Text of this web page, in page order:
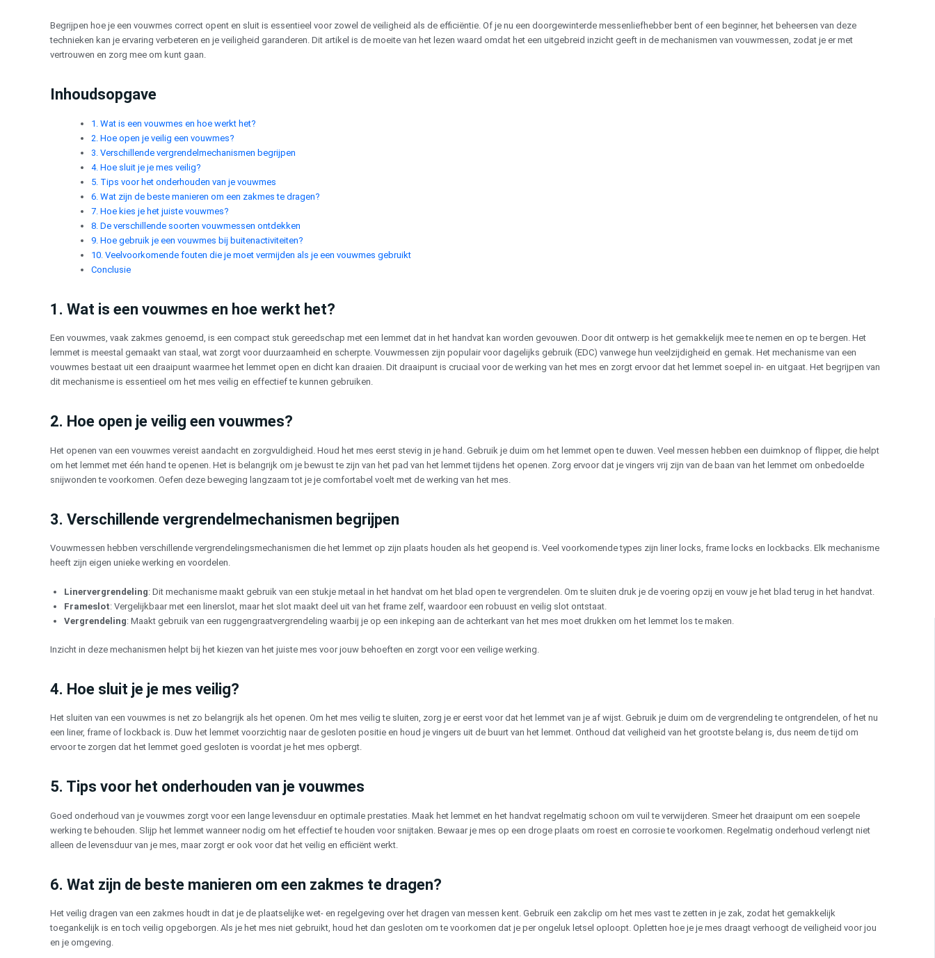
Begrijpen hoe je een vouwmes correct opent en sluit is essentieel voor zowel de veiligheid als de efficiëntie. Of je nu een doorgewinterde messenliefhebber bent of een beginner, het beheersen van deze
technieken kan je ervaring verbeteren en je veiligheid garanderen. Dit artikel is de moeite van het lezen waard omdat het een uitgebreid inzicht geeft in de mechanismen van vouwmessen, zodat je er met
vertrouwen en zorg mee om kunt gaan.
Inhoudsopgave
1. Wat is een vouwmes en hoe werkt het?
2. Hoe open je veilig een vouwmes?
3. Verschillende vergrendelmechanismen begrijpen
4. Hoe sluit je je mes veilig?
5. Tips voor het onderhouden van je vouwmes
6. Wat zijn de beste manieren om een zakmes te dragen?
7. Hoe kies je het juiste vouwmes?
8. De verschillende soorten vouwmessen ontdekken
9. Hoe gebruik je een vouwmes bij buitenactiviteiten?
10. Veelvoorkomende fouten die je moet vermijden als je een vouwmes gebruikt
Conclusie
1. Wat is een vouwmes en hoe werkt het?
Een vouwmes, vaak zakmes genoemd, is een compact stuk gereedschap met een lemmet dat in het handvat kan worden gevouwen. Door dit ontwerp is het gemakkelijk mee te nemen en op te bergen. Het
lemmet is meestal gemaakt van staal, wat zorgt voor duurzaamheid en scherpte. Vouwmessen zijn populair voor dagelijks gebruik (EDC) vanwege hun veelzijdigheid en gemak. Het mechanisme van een
vouwmes bestaat uit een draaipunt waarmee het lemmet open en dicht kan draaien. Dit draaipunt is cruciaal voor de werking van het mes en zorgt ervoor dat het lemmet soepel in- en uitgaat. Het begrijpen van
dit mechanisme is essentieel om het mes veilig en effectief te kunnen gebruiken.
2. Hoe open je veilig een vouwmes?
Het openen van een vouwmes vereist aandacht en zorgvuldigheid. Houd het mes eerst stevig in je hand. Gebruik je duim om het lemmet open te duwen. Veel messen hebben een duimknop of flipper, die helpt
om het lemmet met één hand te openen. Het is belangrijk om je bewust te zijn van het pad van het lemmet tijdens het openen. Zorg ervoor dat je vingers vrij zijn van de baan van het lemmet om onbedoelde
snijwonden te voorkomen. Oefen deze beweging langzaam tot je je comfortabel voelt met de werking van het mes.
3. Verschillende vergrendelmechanismen begrijpen
Vouwmessen hebben verschillende vergrendelingsmechanismen die het lemmet op zijn plaats houden als het geopend is. Veel voorkomende types zijn liner locks, frame locks en lockbacks. Elk mechanisme
heeft zijn eigen unieke werking en voordelen.
Linervergrendeling: Dit mechanisme maakt gebruik van een stukje metaal in het handvat om het blad open te vergrendelen. Om te sluiten druk je de voering opzij en vouw je het blad terug in het handvat.
Frameslot: Vergelijkbaar met een linerslot, maar het slot maakt deel uit van het frame zelf, waardoor een robuust en veilig slot ontstaat.
Vergrendeling: Maakt gebruik van een ruggengraatvergrendeling waarbij je op een inkeping aan de achterkant van het mes moet drukken om het lemmet los te maken.
Inzicht in deze mechanismen helpt bij het kiezen van het juiste mes voor jouw behoeften en zorgt voor een veilige werking.
4. Hoe sluit je je mes veilig?
Het sluiten van een vouwmes is net zo belangrijk als het openen. Om het mes veilig te sluiten, zorg je er eerst voor dat het lemmet van je af wijst. Gebruik je duim om de vergrendeling te ontgrendelen, of het nu
een liner, frame of lockback is. Duw het lemmet voorzichtig naar de gesloten positie en houd je vingers uit de buurt van het lemmet. Onthoud dat veiligheid van het grootste belang is, dus neem de tijd om
ervoor te zorgen dat het lemmet goed gesloten is voordat je het mes opbergt.
5. Tips voor het onderhouden van je vouwmes
Goed onderhoud van je vouwmes zorgt voor een lange levensduur en optimale prestaties. Maak het lemmet en het handvat regelmatig schoon om vuil te verwijderen. Smeer het draaipunt om een soepele
werking te behouden. Slijp het lemmet wanneer nodig om het effectief te houden voor snijtaken. Bewaar je mes op een droge plaats om roest en corrosie te voorkomen. Regelmatig onderhoud verlengt niet
alleen de levensduur van je mes, maar zorgt er ook voor dat het veilig en efficiënt werkt.
6. Wat zijn de beste manieren om een zakmes te dragen?
Het veilig dragen van een zakmes houdt in dat je de plaatselijke wet- en regelgeving over het dragen van messen kent. Gebruik een zakclip om het mes vast te zetten in je zak, zodat het gemakkelijk
toegankelijk is en toch veilig opgeborgen. Als je het mes niet gebruikt, houd het dan gesloten om te voorkomen dat je per ongeluk letsel oploopt. Opletten hoe je je mes draagt verhoogt de veiligheid voor jou
en je omgeving.